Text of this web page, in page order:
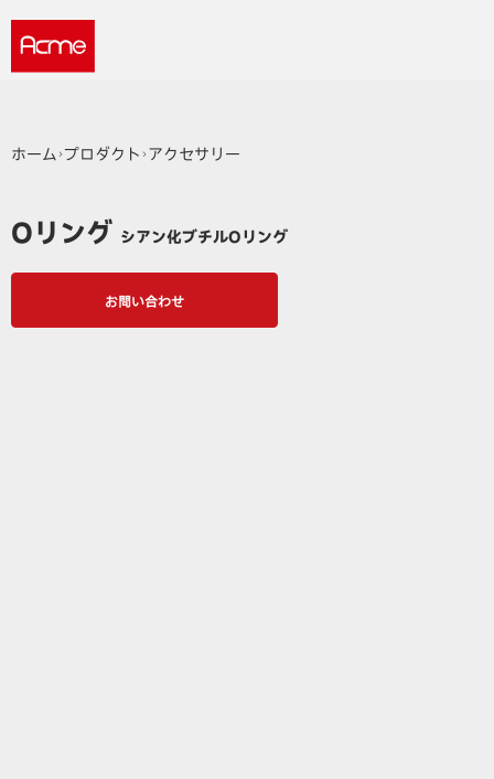
ホーム プロダクト アクセサリー
Oリング シアン化ブチルOリング
お問い合わせ